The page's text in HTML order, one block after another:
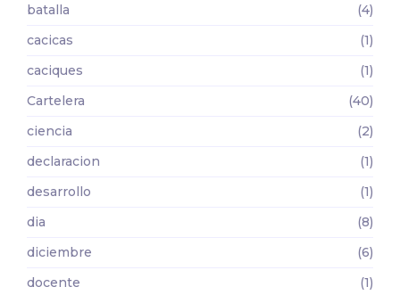
batalla
(4)
cacicas
(1)
caciques
(1)
Cartelera
(40)
ciencia
(2)
declaracion
(1)
desarrollo
(1)
dia
(8)
diciembre
(6)
docente
(1)